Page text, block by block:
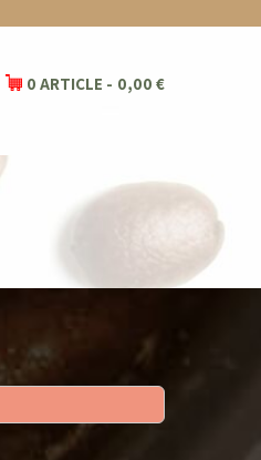
0 ARTICLE 0,00 €